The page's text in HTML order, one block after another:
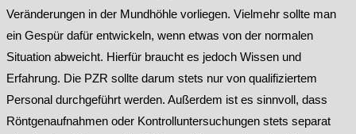
Veränderungen in der Mundhöhle vorliegen. Vielmehr sollte man
ein Gespür dafür entwickeln, wenn etwas von der normalen
Situation abweicht. Hierfür braucht es jedoch Wissen und
Erfahrung. Die PZR sollte darum stets nur von qualifiziertem
Personal durchgeführt werden. Außerdem ist es sinnvoll, dass
Röntgenaufnahmen oder Kontrolluntersuchungen stets separat